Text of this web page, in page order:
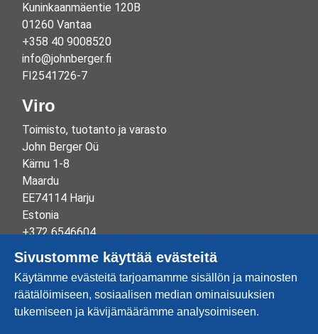
Kuninkaanmäentie 120B
01260 Vantaa
+358 40 9008520
info@johnberger.fi
FI2541726-7
Viro
Toimisto, tuotanto ja varasto
John Berger Oü
Kärnu 1-8
Maardu
EE74114 Harju
Estonia
+372 6546604
info@johnberger.ee
Reg.nr 10265834
EE100332513
Sivustomme käyttää evästeitä
Käytämme evästeitä tarjoamamme sisällön ja mainosten
räätälöimiseen, sosiaalisen median ominaisuuksien
tukemiseen ja kävijämäärämme analysoimiseen.